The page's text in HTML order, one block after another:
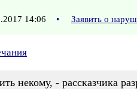
14:06 • Заявить о
некому, - рассказчика